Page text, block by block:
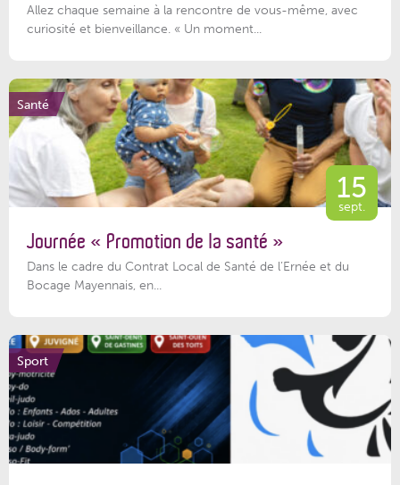
Allez chaque semaine à la rencontre de vous-même, avec
curiosité et bienveillance. « Un moment...
Santé
15
sept.
Journée « Promotion de la santé »
Dans le cadre du Contrat Local de Santé de l’Ernée et du
Bocage Mayennais, en...
Sport